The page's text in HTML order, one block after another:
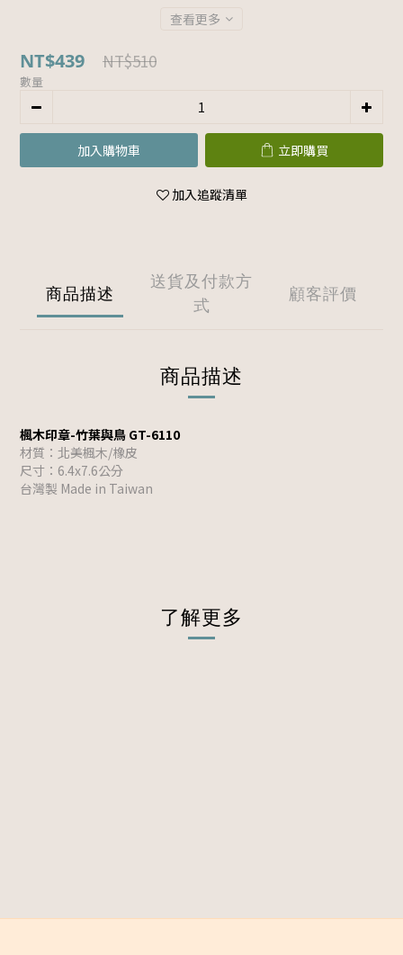
查看更多
NT$439 NT$510
數量
加入購物車 立即購買
加入追蹤清單
商品描述
送貨及付款方
式
顧客評價
商品描述
楓木印章-竹葉與鳥 GT-6110
材質：北美楓木/橡皮
尺寸：6.4x7.6公分
台灣製 Made in Taiwan
了解更多